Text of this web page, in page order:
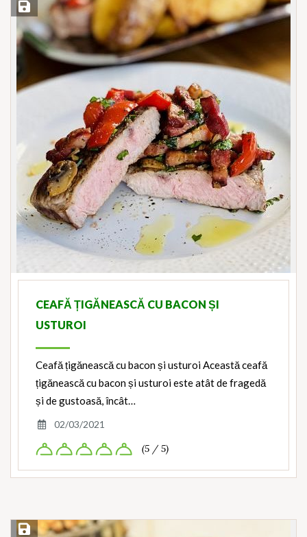
Save Recipe
CEAFĂ ȚIGĂNEASCĂ CU BACON ȘI
USTUROI
Ceafă țigănească cu bacon și usturoi Această ceafă
țigănească cu bacon și usturoi este atât de fragedă
și de gustoasă, încât…
02/03/2021
(5 / 5)
Save Recipe